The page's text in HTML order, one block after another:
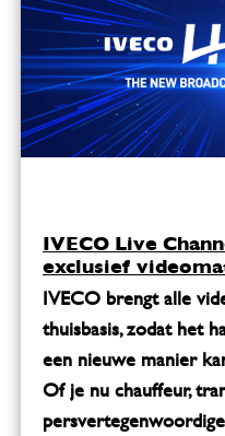
IVECO Live
exclusief
IVECO brengt alle
thuisbasis, zodat het
een nieuwe manier
Of je nu chauffeur,